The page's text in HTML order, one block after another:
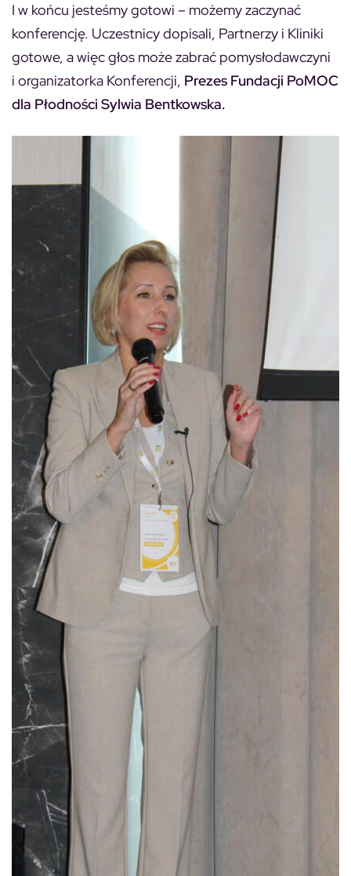
I w końcu jesteśmy gotowi – możemy zaczynać
konferencję. Uczestnicy dopisali, Partnerzy i Kliniki
gotowe, a więc głos może zabrać pomysłodawczyni
i organizatorka Konferencji, Prezes Fundacji PoMOC
dla Płodności Sylwia Bentkowska.